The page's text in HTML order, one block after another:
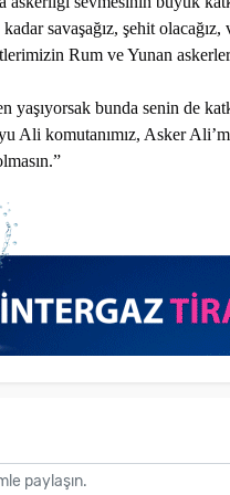
savaşağız, şehit
Rum ve Yunan
yaşıyorsak bunda senin de
Ali komutanımız, Asker